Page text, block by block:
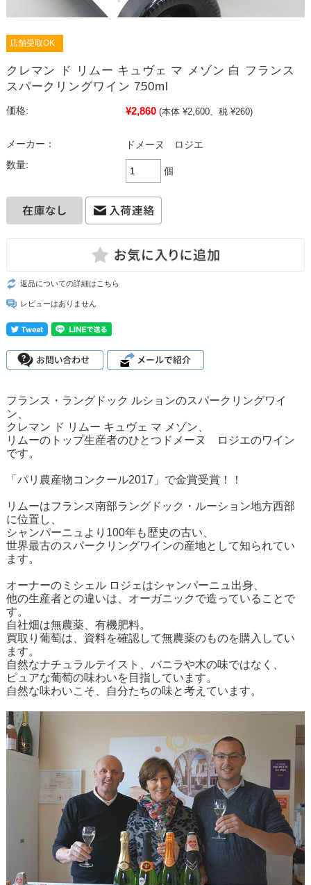
店舗受取OK
クレマン ド リムー キュヴェ マ メゾン 白 フランス
スパークリングワイン 750ml
価格: ¥2,860 (本体 ¥2,600、税 ¥260)
メーカー：
ドメーヌ ロジエ
数量:
個
返品についての詳細はこちら
レビューはありません
フランス・ラングドック ルションのスパークリングワイ
ン、
クレマン ド リムー キュヴェ マ メゾン、
リムーのトップ生産者のひとつドメーヌ ロジエのワイン
です。
「パリ農産物コンクール2017」で金賞受賞！！
リムーはフランス南部ラングドック・ルーション地方西部
に位置し、
シャンパーニュより100年も歴史の古い、
世界最古のスパークリングワインの産地として知られてい
ます。
オーナーのミシェル ロジェはシャンパーニュ出身、
他の生産者との違いは、オーガニックで造っていることで
す。
自社畑は無農薬、有機肥料。
買取り葡萄は、資料を確認して無農薬のものを購入してい
ます。
自然なナチュラルテイスト、バニラや木の味ではなく、
ピュアな葡萄の味わいを目指しています。
自然な味わいこそ、自分たちの味と考えています。